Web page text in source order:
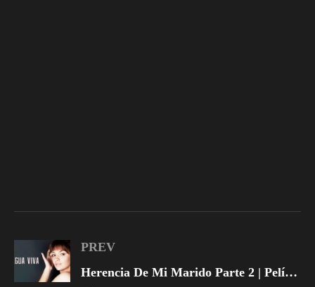
PREV
Herencia De Mi Marido Parte 2 | Película romántica en Español Latino